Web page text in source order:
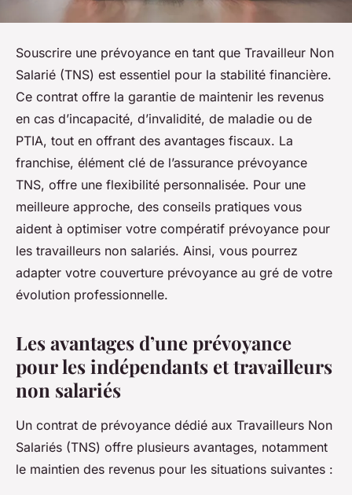
Souscrire une prévoyance en tant que Travailleur Non
Salarié (TNS) est essentiel pour la stabilité financière.
Ce contrat offre la garantie de maintenir les revenus
en cas d’incapacité, d’invalidité, de maladie ou de
PTIA, tout en offrant des avantages fiscaux. La
franchise, élément clé de l’assurance prévoyance
TNS, offre une flexibilité personnalisée. Pour une
meilleure approche, des conseils pratiques vous
aident à optimiser votre compératif prévoyance pour
les travailleurs non salariés. Ainsi, vous pourrez
adapter votre couverture prévoyance au gré de votre
évolution professionnelle.
Les avantages d’une prévoyance
pour les indépendants et travailleurs
non salariés
Un contrat de prévoyance dédié aux Travailleurs Non
Salariés (TNS) offre plusieurs avantages, notamment
le maintien des revenus pour les situations suivantes :